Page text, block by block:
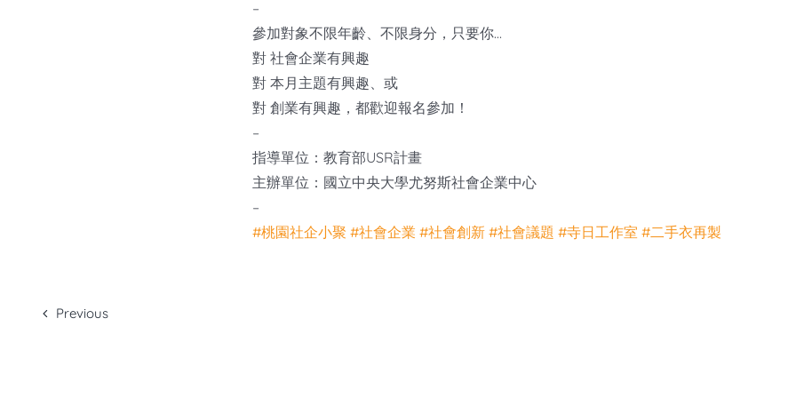
–
參加對象不限年齡、不限身分，只要你…
對 社會企業有興趣
對 本月主題有興趣、或
對 創業有興趣，都歡迎報名參加！
–
指導單位：教育部USR計畫
主辦單位：國立中央大學尤努斯社會企業中心
–
#桃園社企小聚 #社會企業 #社會創新 #社會議題 #寺日工作室 #二手衣再製
Previous